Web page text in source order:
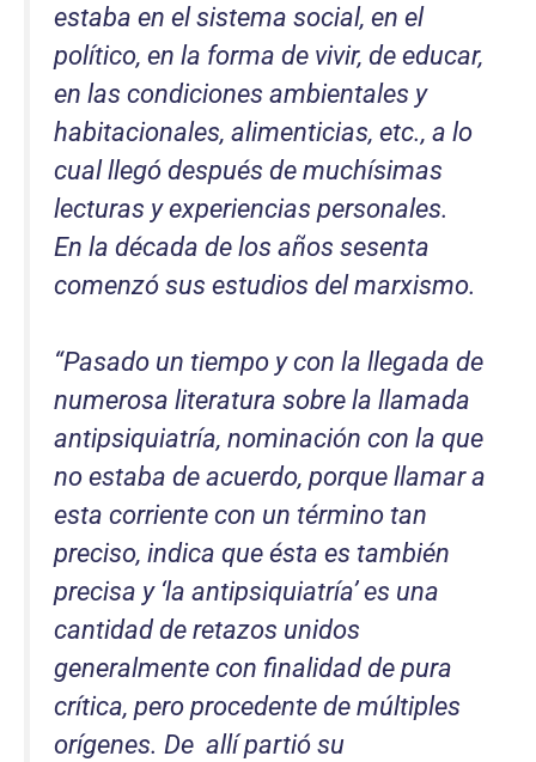
estaba en el sistema social, en el
político, en la forma de vivir, de educar,
en las condiciones ambientales y
habitacionales, alimenticias, etc., a lo
cual llegó después de muchísimas
lecturas y experiencias personales.
En la década de los años sesenta
comenzó sus estudios del marxismo.
“Pasado un tiempo y con la llegada de
numerosa literatura sobre la llamada
antipsiquiatría, nominación con la que
no estaba de acuerdo, porque llamar a
esta corriente con un término tan
preciso, indica que ésta es también
precisa y ‘la antipsiquiatría’es una
cantidad de retazos unidos
generalmente con finalidad de pura
crítica, pero procedente de múltiples
orígenes. De allí partió su